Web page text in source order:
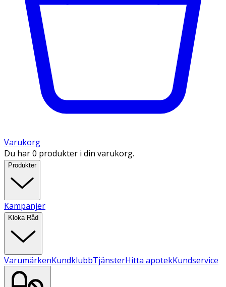
Varukorg
Du har 0 produkter i din varukorg.
Produkter
Kampanjer
Kloka Råd
VarumärkenKundklubbTjänsterHitta apotekKundservice